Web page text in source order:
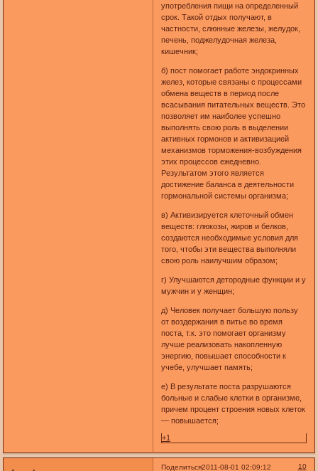
употребления пищи на определенный
срок. Такой отдых получают, в
частности, слюнные железы, желудок,
печень, поджелудочная железа,
кишечник;
б) пост помогает работе эндокринных
желез, которые связаны с процессами
обмена веществ в период после
всасывания питательных веществ. Это
позволяет им наиболее успешно
выполнять свою роль в выделении
активных гормонов и активизацией
механизмов торможения-возбуждения
этих процессов ежедневно.
Результатом этого является
достижение баланса в деятельности
гормональной системы организма;
в) Активизируется клеточный обмен
веществ: глюкозы, жиров и белков,
создаются необходимые условия для
того, чтобы эти вещества выполняли
свою роль наилучшим образом;
г) Улучшаются детородные функции и у
мужчин и у женщин;
д) Человек получает большую пользу
от воздержания в питье во время
поста, т.к. это помогает организму
лучше реализовать накопленную
энергию, повышает способности к
учебе, улучшает память;
е) В результате поста разрушаются
больные и слабые клетки в организме,
причем процент строения новых клеток
— повышается;
+1
Поделиться 10
2011-08-01 02:09:12